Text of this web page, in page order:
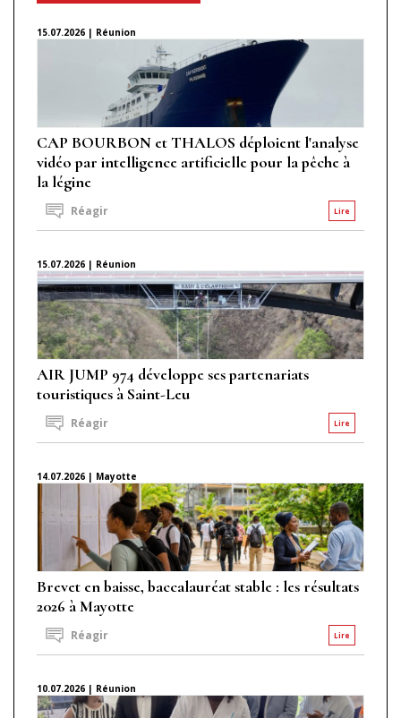
15.07.2026 | Réunion
CAP BOURBON et THALOS déploient l'analyse
vidéo par intelligence artificielle pour la pêche à
la légine
Lire
Réagir
15.07.2026 | Réunion
AIR JUMP 974 développe ses partenariats
touristiques à Saint-Leu
Lire
Réagir
14.07.2026 | Mayotte
Brevet en baisse, baccalauréat stable : les résultats
2026 à Mayotte
Lire
Réagir
10.07.2026 | Réunion